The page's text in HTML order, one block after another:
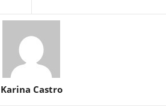
Karina Castro